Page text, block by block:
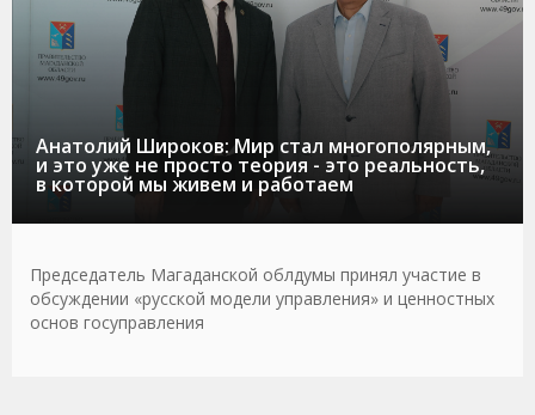
Анатолий Широков: Мир стал многополярным,
и это уже не просто теория - это реальность,
в которой мы живем и работаем
Председатель Магаданской облдумы принял участие в
обсуждении «русской модели управления» и ценностных
основ госуправления